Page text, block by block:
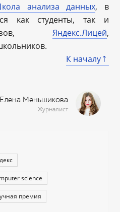
анализа данных, в
как студенты, так и
Яндекс.Лицей,
К началу
Елена Меньшикова
Журналист
science
премия